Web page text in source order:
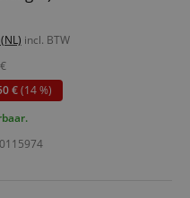
incl. BTW
€
€(14 %)